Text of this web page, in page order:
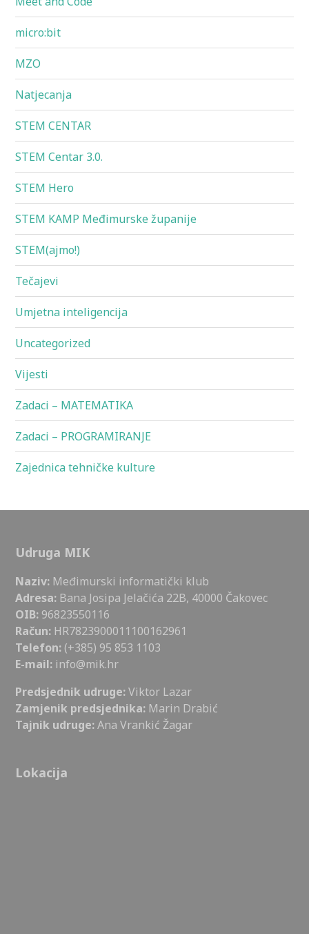
micro:bit
MZO
Natjecanja
STEM CENTAR
STEM Centar 3.0.
STEM Hero
STEM KAMP Međimurske županije
STEM(ajmo!)
Tečajevi
Umjetna inteligencija
Uncategorized
Vijesti
Zadaci – MATEMATIKA
Zadaci – PROGRAMIRANJE
Zajednica tehničke kulture
Udruga MIK
Naziv: Međimurski informatički klub
Adresa: Bana Josipa Jelačića 22B, 40000 Čakovec
OIB: 96823550116
Račun: HR7823900011100162961
Telefon: (+385) 95 853 1103
E-mail: info@mik.hr
Predsjednik udruge:Viktor Lazar
Zamjenik predsjednika: Marin Drabić
Tajnik udruge:Ana Vrankić Žagar
Lokacija